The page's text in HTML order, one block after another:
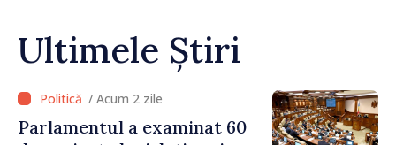
Ultimele Știri
/ Acum 2 zile
Parlamentul a examinat 60